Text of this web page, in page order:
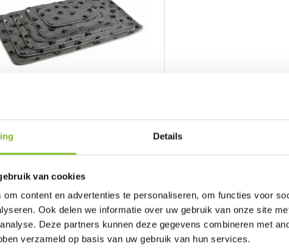
Details
van cookies
om content en advertenties te personaliseren, om functies voor
Ook delen we informatie over uw gebruik van onze site
Deze partners kunnen deze gegevens combineren met
verzameld op basis van uw gebruik van hun services.
btw
Toevoegen